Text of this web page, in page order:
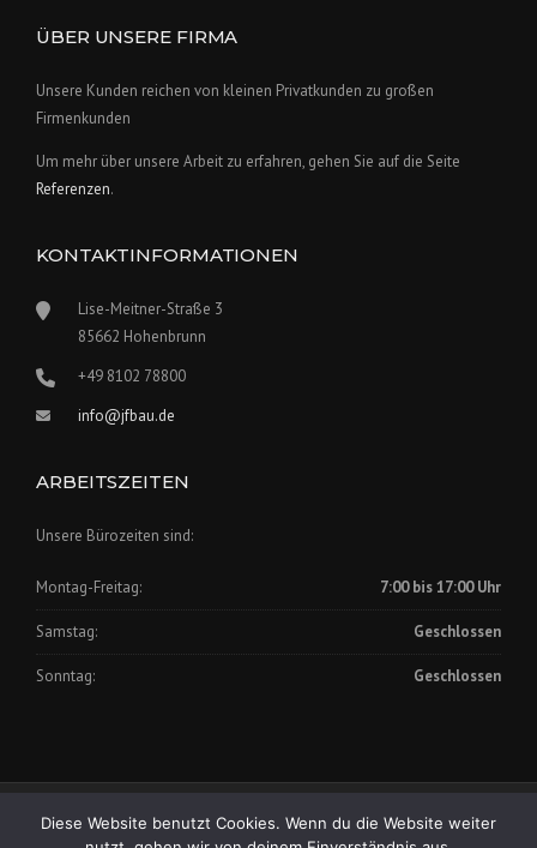
ÜBER UNSERE FIRMA
Unsere Kunden reichen von kleinen Privatkunden zu großen
Firmenkunden
Um mehr über unsere Arbeit zu erfahren, gehen Sie auf die Seite
Referenzen.
KONTAKTINFORMATIONEN
Lise-Meitner-Straße 3
85662 Hohenbrunn
+49 8102 78800
info@jfbau.de
ARBEITSZEITEN
Unsere Bürozeiten sind:
Montag-Freitag: 7:00 bis 17:00 Uhr
Samstag: Geschlossen
Sonntag: Geschlossen
Impressum|Datenschutz
Diese Website benutzt Cookies. Wenn du die Website weiter